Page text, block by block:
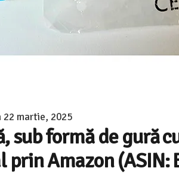
22 martie, 2025
sub formă de gură
prin Amazon (ASIN: